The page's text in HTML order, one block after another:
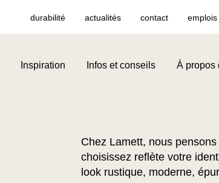
durabilité actualités contact emplois
Inspiration Infos et conseils À propos
Chez Lamett, nous
choisissez reflète votre
look rustique, moderne,